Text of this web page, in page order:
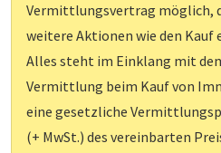
Vermittlungsvertrag möglich,
weitere Aktionen wie den
Alles steht im Einklang mit
Vermittlung beim Kauf von
eine gesetzliche
(+ MwSt.) des vereinbarten